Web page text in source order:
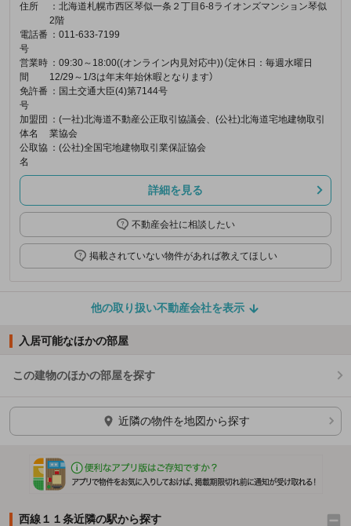
住所
：北海道札幌市西区琴似一条２丁目6-8ライオンズマンション琴似
2階
電話番
号
：011-633-7199
営業時
間
：09:30～18:00((オンライン内見対応中))（定休日：毎週水曜日
12/29～1/3は年末年始休暇となります）
免許番
号
：国土交通大臣(4)第7144号
加盟団
体名
：(一社)北海道不動産公正取引協議会、(公社)北海道宅地建物取引
業協会
公取協
名
：(公社)全国宅地建物取引業保証協会
詳細を見る
不動産会社に相談したい
掲載されていない物件があれば教えてほしい
他の取り扱い不動産会社を表示
入居可能なほかの部屋
この建物のほかの部屋を探す
ほかの部屋を検索中…
近隣の物件を地図から探す
西線１１条近隣の駅から探す